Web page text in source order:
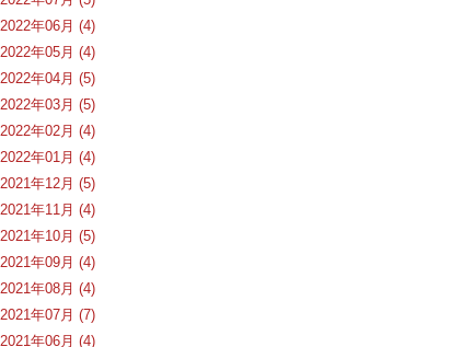
2022年06月 (4)
2022年05月 (4)
2022年04月 (5)
2022年03月 (5)
2022年02月 (4)
2022年01月 (4)
2021年12月 (5)
2021年11月 (4)
2021年10月 (5)
2021年09月 (4)
2021年08月 (4)
2021年07月 (7)
2021年06月 (4)